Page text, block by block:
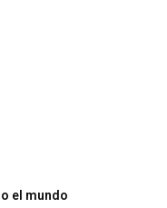
el mundo